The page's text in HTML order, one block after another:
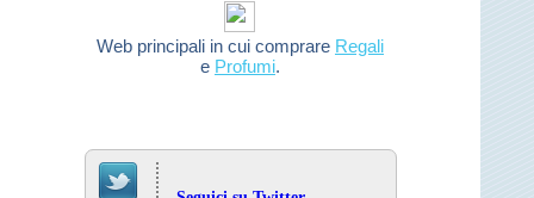
Web principali in cui comprare Regali
e Profumi.